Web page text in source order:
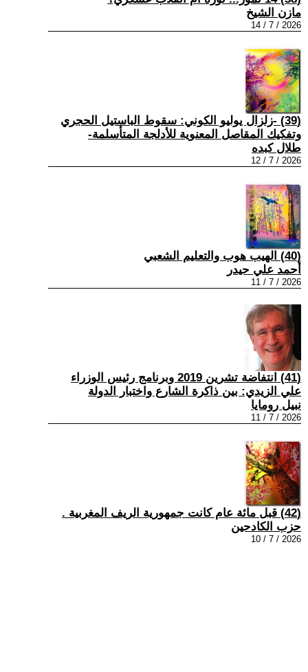
مازن الشيخ
2026 / 7 / 14
(39) -زلزال يوليو الكوني: سقوط الباستيل الحجري
وتفكيك المقاصل المعنوية للأدلجة المتأسلمة-
طلال كبده
2026 / 7 / 12
(40) الهيب هوب والتعليم الشعبي
أحمد علي حيدر
2026 / 7 / 11
(41) انتفاضة تشرين 2019 وبرنامج رئيس الوزراء
علي الزيدي: بين ذاكرة الشارع واختبار الدولة
نبيل رومايا
2026 / 7 / 11
(42) قبل مائة عام كانت جمهورية الريف المغربية .
حزب الكادحين
2026 / 7 / 10